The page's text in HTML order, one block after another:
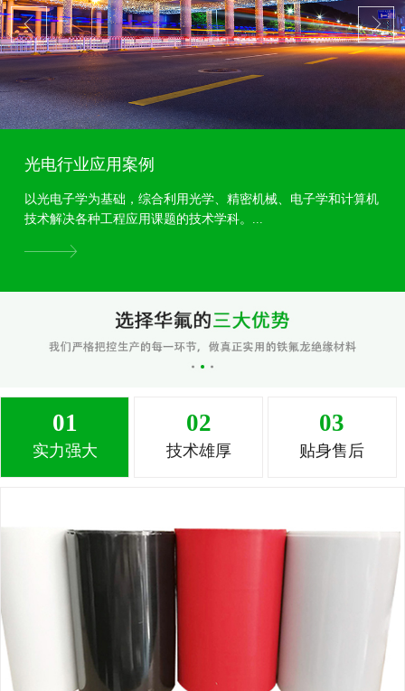
光电行业应用案例
以光电子学为基础，综合利用光学、精密机械、电子学和计算机
技术解决各种工程应用课题的技术学科。...
01
实力强大
02
技术雄厚
03
贴身售后